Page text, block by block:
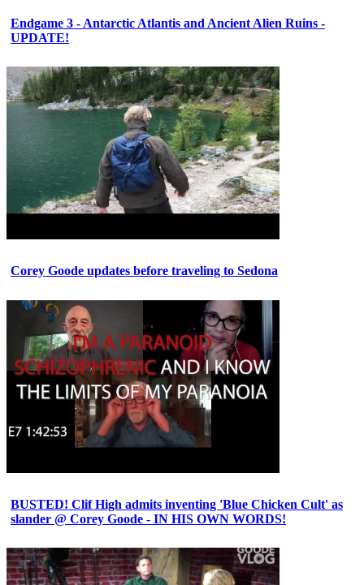
Endgame 3 - Antarctic Atlantis and Ancient Alien Ruins -
UPDATE!
Corey Goode updates before traveling to Sedona
BUSTED! Clif High admits inventing 'Blue Chicken Cult' as
slander @ Corey Goode - IN HIS OWN WORDS!